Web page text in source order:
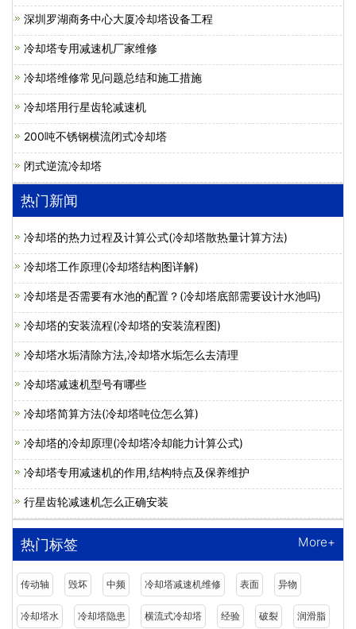
深圳罗湖商务中心大厦冷却塔设备工程
冷却塔专用减速机厂家维修
冷却塔维修常见问题总结和施工措施
冷却塔用行星齿轮减速机
200吨不锈钢横流闭式冷却塔
闭式逆流冷却塔
热门新闻
冷却塔的热力过程及计算公式(冷却塔散热量计算方法)
冷却塔工作原理(冷却塔结构图详解)
冷却塔是否需要有水池的配置？(冷却塔底部需要设计水池吗)
冷却塔的安装流程(冷却塔的安装流程图)
冷却塔水垢清除方法,冷却塔水垢怎么去清理
冷却塔减速机型号有哪些
冷却塔简算方法(冷却塔吨位怎么算)
冷却塔的冷却原理(冷却塔冷却能力计算公式)
冷却塔专用减速机的作用,结构特点及保养维护
行星齿轮减速机怎么正确安装
热门标签 More+
传动轴 毁坏 中频 冷却塔减速机维修 表面 异物
冷却塔水 冷却塔隐患 横流式冷却塔 经验 破裂 润滑脂